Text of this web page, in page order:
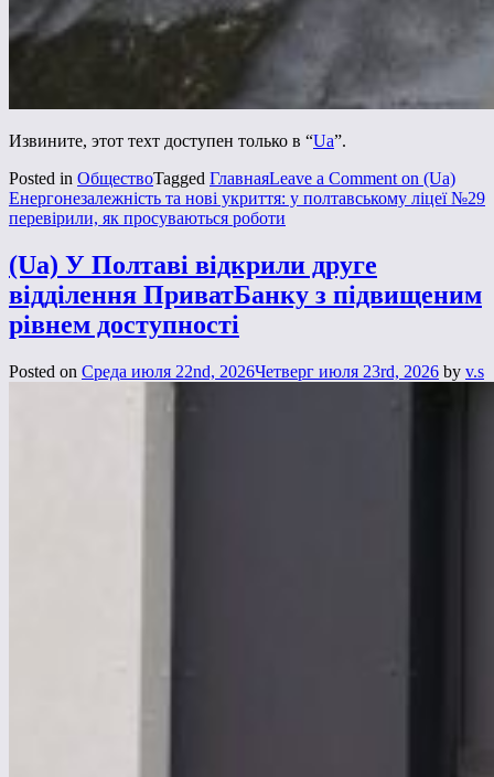
Извините, этот техт доступен только в “Ua”.
Posted in ОбществоTagged ГлавнаяLeave a Comment on (Ua)
Енергонезалежність та нові укриття: у полтавському ліцеї №29
перевірили, як просуваються роботи
(Ua) У Полтаві відкрили друге
відділення ПриватБанку з підвищеним
рівнем доступності
Posted on Среда июля 22nd, 2026Четверг июля 23rd, 2026 by v.s